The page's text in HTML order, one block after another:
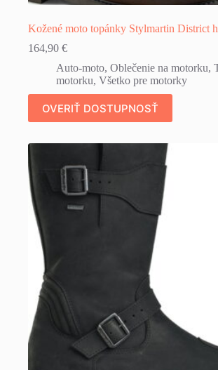
Kožené moto topánky Stylmartin District
164,90 €
Auto-moto, Oblečenie na motorku,
motorku, Všetko pre motorky
OVERIŤ DOSTUPNOSŤ